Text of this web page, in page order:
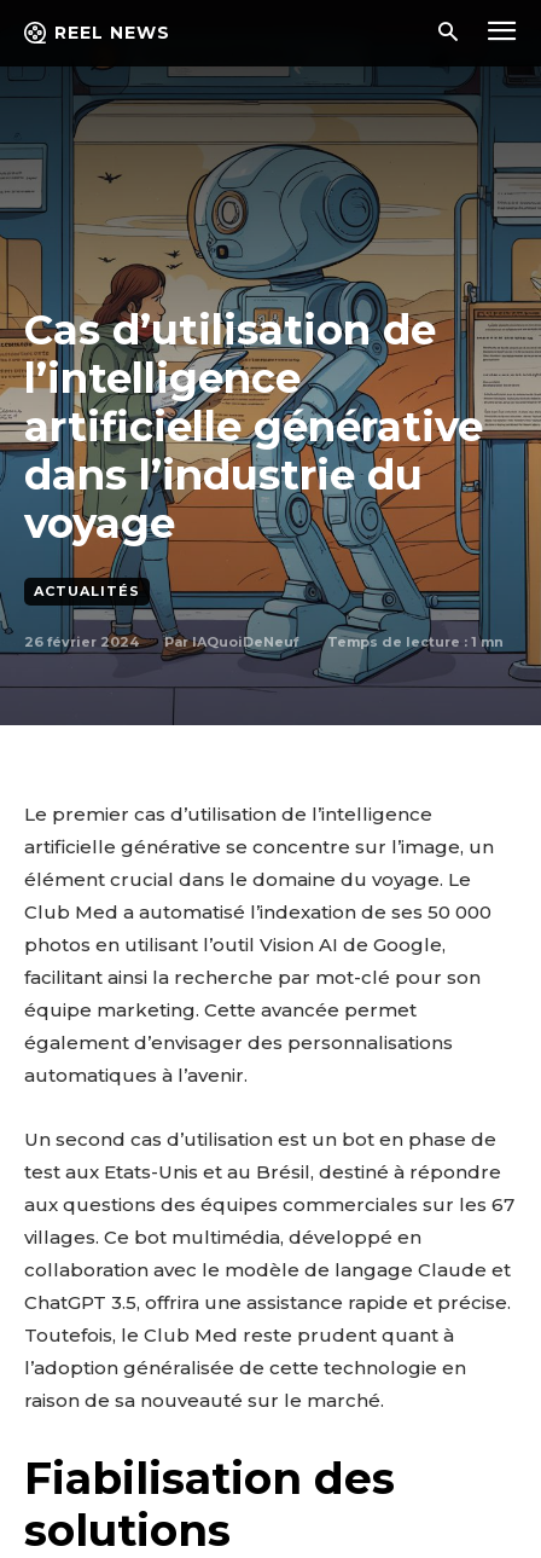
REEL NEWS
Cas d’utilisation de
l’intelligence
artificielle générative
dans l’industrie du
voyage
ACTUALITÉS
26 février 2024 Par IAQuoiDeNeuf Temps de lecture : 1mn
Le premier cas d’utilisation de l’intelligence
artificielle générative se concentre sur l’image, un
élément crucial dans le domaine du voyage. Le
Club Med a automatisé l’indexation de ses 50 000
photos en utilisant l’outil Vision AI de Google,
facilitant ainsi la recherche par mot-clé pour son
équipe marketing. Cette avancée permet
également d’envisager des personnalisations
automatiques à l’avenir.
Un second cas d’utilisation est un bot en phase de
test aux Etats-Unis et au Brésil, destiné à répondre
aux questions des équipes commerciales sur les 67
villages. Ce bot multimédia, développé en
collaboration avec le modèle de langage Claude et
ChatGPT 3.5, offrira une assistance rapide et précise.
Toutefois, le Club Med reste prudent quant à
l’adoption généralisée de cette technologie en
raison de sa nouveauté sur le marché.
Fiabilisation des
solutions